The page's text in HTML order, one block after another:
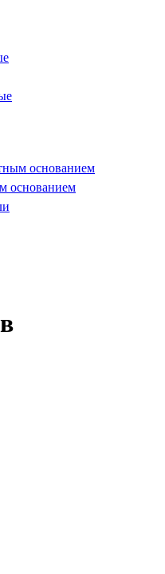
основанием
основанием